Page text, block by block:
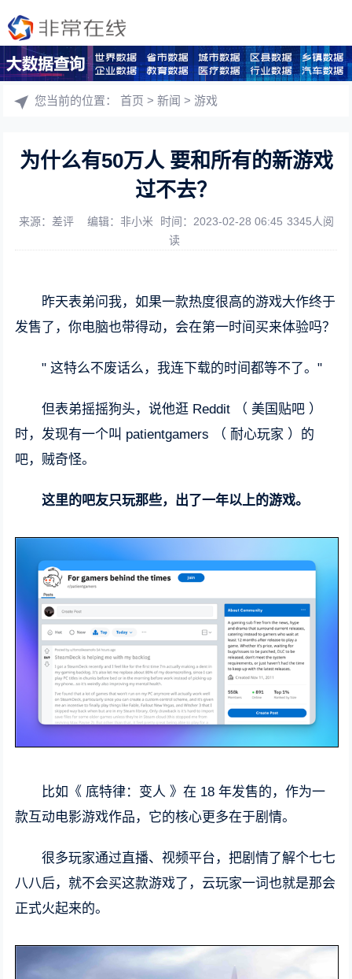
您当前的位置：首页 >新闻 > 游戏
为什么有50万人 要和所有的新游戏
过不去？
来源：差评 编辑：非小米 时间：2023-02-28 06:45 3345人阅
读
昨天表弟问我，如果一款热度很高的游戏大作终于
发售了，你电脑也带得动，会在第一时间买来体验吗？
" 这特么不废话么，我连下载的时间都等不了。"
但表弟摇摇狗头，说他逛 Reddit （ 美国贴吧 ）
时，发现有一个叫 patientgamers （ 耐心玩家 ）的
吧，贼奇怪。
这里的吧友只玩那些，出了一年以上的游戏。
比如《 底特律：变人 》在 18 年发售的，作为一
款互动电影游戏作品，它的核心更多在于剧情。
很多玩家通过直播、视频平台，把剧情了解个七七
八八后，就不会买这款游戏了，云玩家一词也就是那会
正式火起来的。